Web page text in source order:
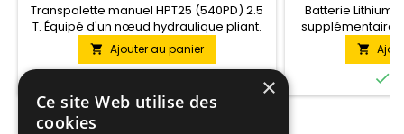
Transpalette manuel HPT25 (540PD) 2.5
T. Équipé d'un nœud hydraulique pliant.
Technologiquement avancé, fiable et
robuste, il combine haute performance,
confort de travail et facilité d'utilisation.
Recommandé pour une utilisation dans
les zones à forte densité de travail.
 Ajouter au panier
Batterie Lithium-
supplémentaire
électriques


×
Ce site Web utilise des
cookies